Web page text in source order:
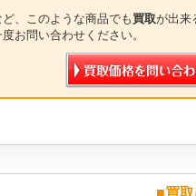
ど、このような商品でも買取が出来
お問い合わせください。